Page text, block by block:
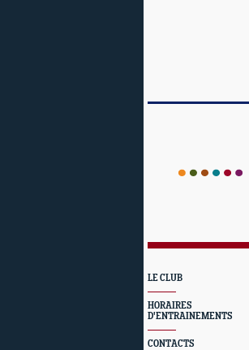
LE CLUB
HORAIRES
D'ENTRAINEMENTS
CONTACTS